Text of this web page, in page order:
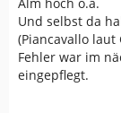
Und selbst da
(Piancavallo
Fehler war im
eingepflegt.